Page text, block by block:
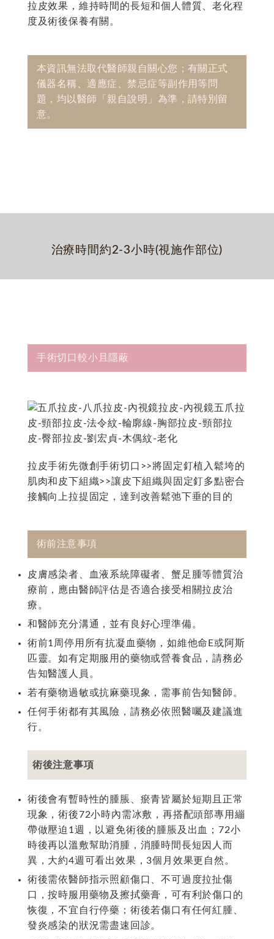
拉皮效果，維持時間的長短和個人體質、老化程
度及術後保養有關。
本資訊無法取代醫師親自關心您；有關正式
儀器名稱、適應症、禁忌症等副作用等問
題，均以醫師「親自說明」為準，請特別留
意。
治療時間約2-3小時(視施作部位)
手術切口較小且隱蔽
拉皮手術先微創手術切口>>將固定釘植入鬆垮的
肌肉和皮下組織>>讓皮下組織與固定釘多點密合
接觸向上拉提固定，達到改善鬆弛下垂的目的
術前注意事項
皮膚感染者、血液系統障礙者、蟹足腫等體質治
療前，應由醫師評估是否適合接受相關拉皮治
療。
和醫師充分溝通，並有良好心理準備。
術前1周停用所有抗凝血藥物，如維他命E或阿斯
匹靈。如有定期服用的藥物或營養食品，請務必
告知醫護人員。
若有藥物過敏或抗麻藥現象，需事前告知醫師。
任何手術都有其風險，請務必依照醫囑及建議進
行。
術後注意事項
術後會有暫時性的腫脹、瘀青皆屬於短期且正常
現象，術後72小時內需冰敷，再搭配頭部專用繃
帶做壓迫1週，以避免術後的腫脹及出血；72小
時後再以溫敷幫助消腫，消腫時間長短因人而
異，大約4週可看出效果，3個月效果更自然。
術後需依醫師指示照顧傷口、不可過度拉扯傷
口，按時服用藥物及擦拭藥膏，可有利於傷口的
恢復，不宜自行停藥；術後若傷口有任何紅腫、
發炎感染的狀況需盡速回診。